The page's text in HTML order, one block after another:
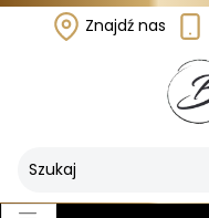
Znajdź nas